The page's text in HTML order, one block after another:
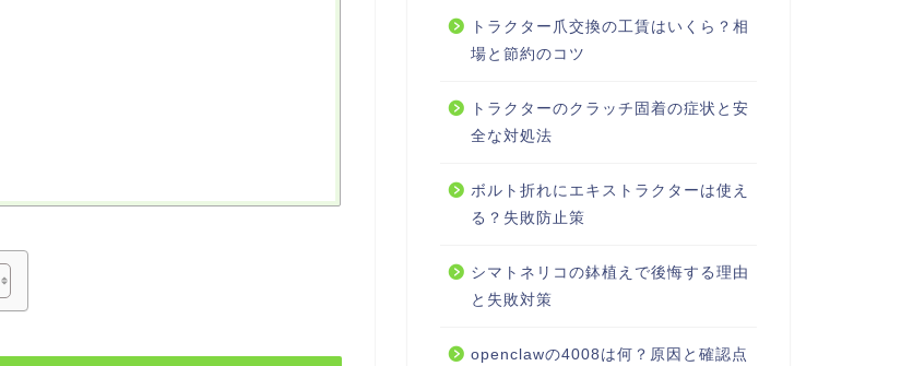
トラクター爪交換の工賃はいくら？相
場と節約のコツ
トラクターのクラッチ固着の症状と安
全な対処法
ボルト折れにエキストラクターは使え
る？失敗防止策
シマトネリコの鉢植えで後悔する理由
と失敗対策
openclawの4008は何？原因と確認点